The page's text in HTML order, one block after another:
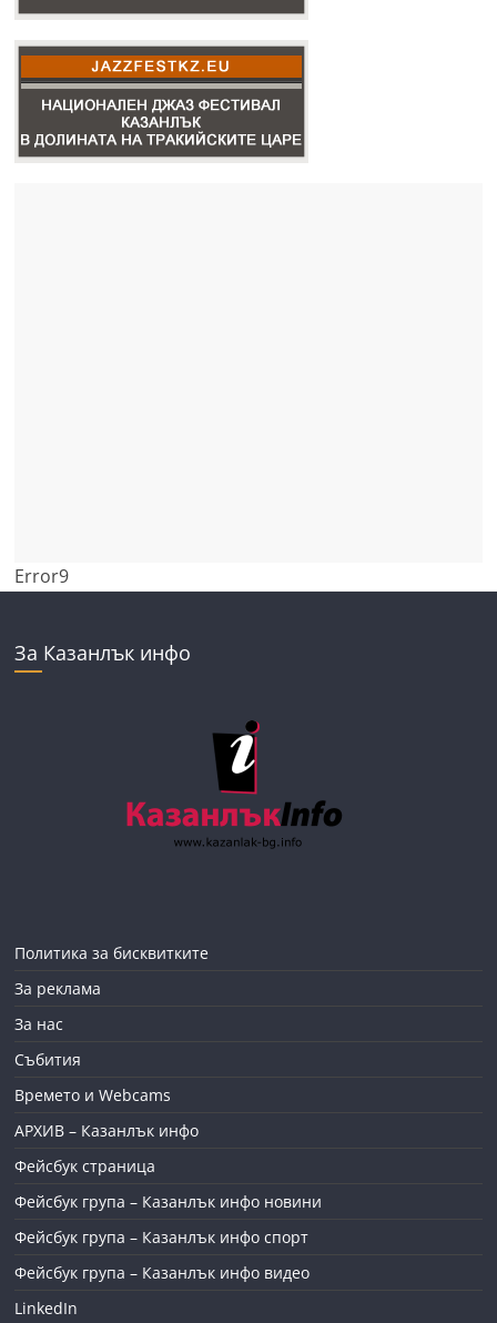
Error9
За Казанлък инфо
Политика за бисквитките
За реклама
За нас
Събития
Времето и Webcams
АРХИВ – Казанлък инфо
Фейсбук страница
Фейсбук група – Казанлък инфо новини
Фейсбук група – Казанлък инфо спорт
Фейсбук група – Казанлък инфо видео
LinkedIn